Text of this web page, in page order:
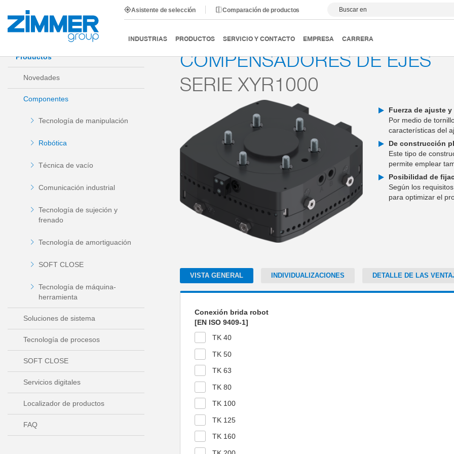
Asistente de selección Comparación de productos Buscar en
INDUSTRIAS PRODUCTOS SERVICIO Y CONTACTO EMPRESA CARRERA
Inicio Productos Componentes Robótica Compensadores de ejes Serie XYR1000
Productos
Novedades
Componentes
Tecnología de manipulación
Robótica
Técnica de vacío
Comunicación industrial
Tecnología de sujeción y
frenado
Tecnología de amortiguación
SOFT CLOSE
Tecnología de máquina-
herramienta
Soluciones de sistema
Tecnología de procesos
SOFT CLOSE
Servicios digitales
Localizador de productos
FAQ
COMPENSADORES DE EJES
SERIE XYR1000
Fuerza de ajuste
Por medio de
características del
De construcción
Este tipo de
permite emplear
Posibilidad de
Según los
para optimizar el
VISTA GENERAL INDIVIDUALIZACIONES DETALLE DE LAS
Conexión brida robot
[EN ISO 9409-1]
TK 40
TK 50
TK 63
TK 80
TK 100
TK 125
TK 160